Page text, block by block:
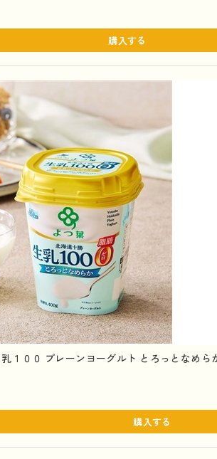
購入する
１００ プレーンヨーグルト とろっとなめら
購入する